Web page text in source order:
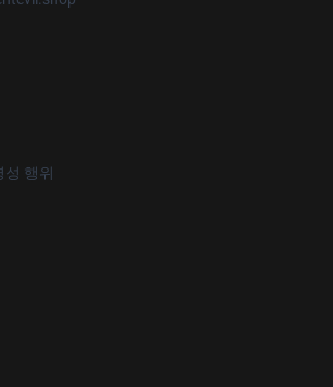
행위